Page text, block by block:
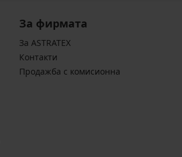
За фирмата
За ASTRATEX
Контакти
Продажба с комисионна